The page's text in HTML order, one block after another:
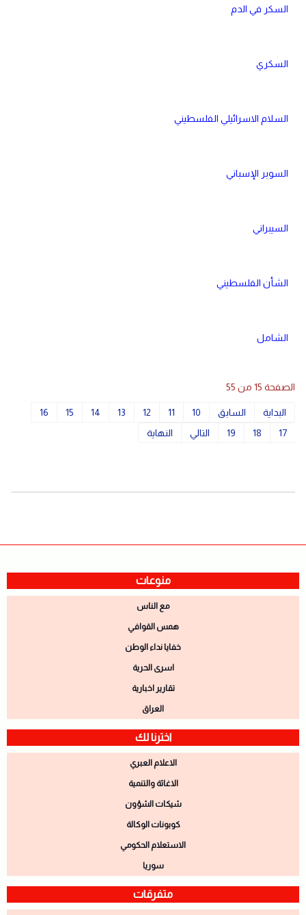
السكر في الدم
السكري
السلام الاسرائيلي الفلسطيني
السوبر الإسباني
السيبراني
الشأن الفلسطيني
الشامل
الصفحة 15 من 55
البداية السابق 10
11
12
13
14
15
16
17
18
19 التالي النهاية
منوعات
مع الناس
همس القوافي
خفايا نداء الوطن
اسرى الحرية
تقارير اخبارية
العراق
اخترنا لك
الاعلام العبري
الاغاثة والتنمية
شيكات الشؤون
كوبونات الوكالة
الاستعلام الحكومي
سوريا
متفرقات